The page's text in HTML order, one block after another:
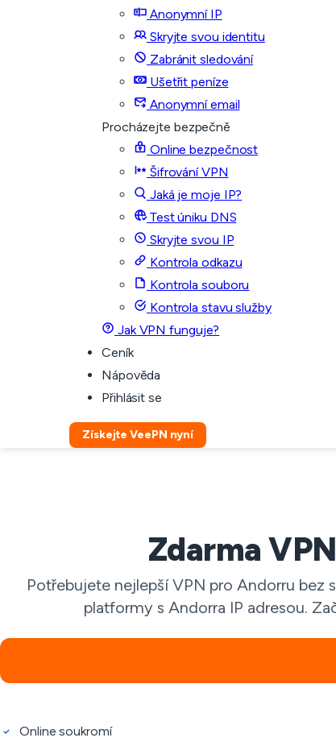
Anonymní IP
Skryjte svou identitu
Zabránit sledování
Ušetřit peníze
Anonymní email
Procházejte bezpečně
Online bezpečnost
Šifrování VPN
Jaká je moje IP?
Test úniku DNS
Skryjte svou IP
Kontrola odkazu
Kontrola souboru
Kontrola stavu služby
Jak VPN funguje?
Ceník
Nápověda
Přihlásit se
Získejte VeePN nyní
Zdarma
Potřebujete nejlepší VPN pro Andorru bez
platformy s Andorra IP adresou.
Online soukromí